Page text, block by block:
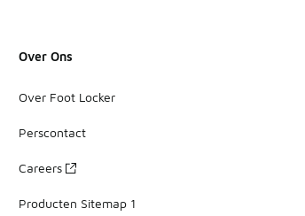
Over Ons
Over Foot Locker
Perscontact
Careers
Producten Sitemap 1